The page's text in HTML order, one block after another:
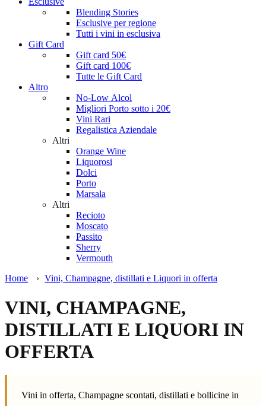
Blending Stories
Esclusive per regione
Tutti i vini in esclusiva
Gift Card
Gift card 50€
Gift card 100€
Tutte le Gift Card
Altro
No-Low Alcol
Migliori Porto sotto i 20€
Vini Rari
Regalistica Aziendale
Altri
Orange Wine
Liquorosi
Dolci
Porto
Marsala
Altri
Recioto
Moscato
Passito
Sherry
Vermouth
Home
› Vini, Champagne, distillati e Liquori in offerta
VINI, CHAMPAGNE,
DISTILLATI E LIQUORI IN
OFFERTA
Vini in offerta, Champagne scontati, distillati e bollicine in